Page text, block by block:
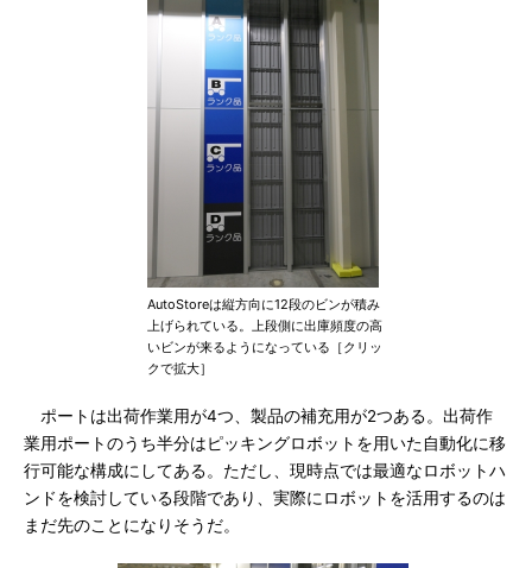
AutoStoreは縦方向に12段のビンが積み
上げられている。上段側に出庫頻度の高
いビンが来るようになっている［クリッ
クで拡大］
ポートは出荷作業用が4つ、製品の補充用が2つある。出荷作
業用ポートのうち半分はピッキングロボットを用いた自動化に移
行可能な構成にしてある。ただし、現時点では最適なロボットハ
ンドを検討している段階であり、実際にロボットを活用するのは
まだ先のことになりそうだ。